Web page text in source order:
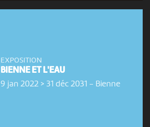
EXPOSITION
BIENNE ET L'EAU
9 jan 2022 > 31 déc 2031 - Bienne